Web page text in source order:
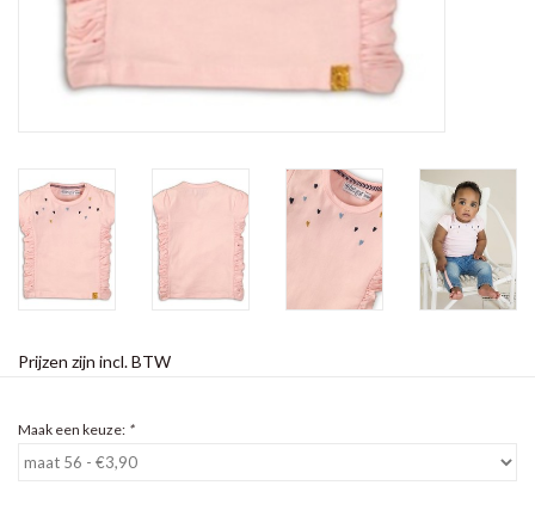
Prijzen zijn incl. BTW
Maak een keuze: *